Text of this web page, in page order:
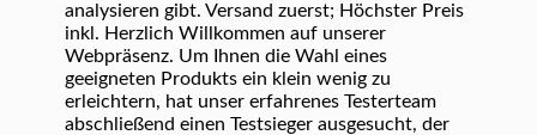
analysieren gibt. Versand zuerst; Höchster Preis
inkl. Herzlich Willkommen auf unserer
Webpräsenz. Um Ihnen die Wahl eines
geeigneten Produkts ein klein wenig zu
erleichtern, hat unser erfahrenes Testerteam
abschließend einen Testsieger ausgesucht, der